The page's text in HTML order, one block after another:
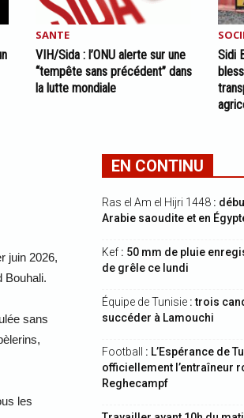
SANTE
VIH/Sida : l’ONU alerte sur une
“tempête sans précédent” dans
la lutte mondiale
Sidi
juin 2026,
Bouhali.
sans
les
EN CONTINU
Ras el Am el Hijri 1448 :
Arabie saoudite et en
Kef : 50 mm de pluie
de grêle ce lundi
Équipe de Tunisie : trois
succéder à Lamouchi
Football
: L’Espérance de
officiellement l’entraîneur
Reghecampf